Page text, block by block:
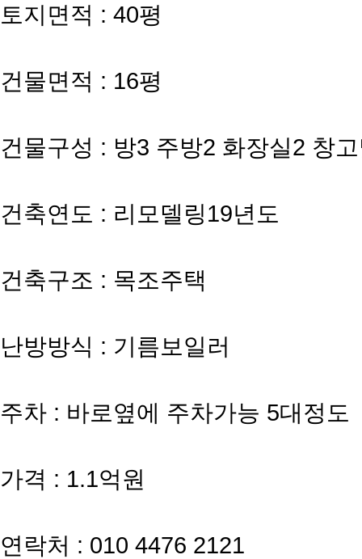
토지면적 : 40평
건물면적 : 16평
건물구성 : 방3 주방2 화장실2 창
건축연도 : 리모델링19년도
건축구조 : 목조주택
난방방식 : 기름보일러
주차 : 바로옆에 주차가능 5대정도
가격 : 1.1억원
연락처 : 010 4476 2121